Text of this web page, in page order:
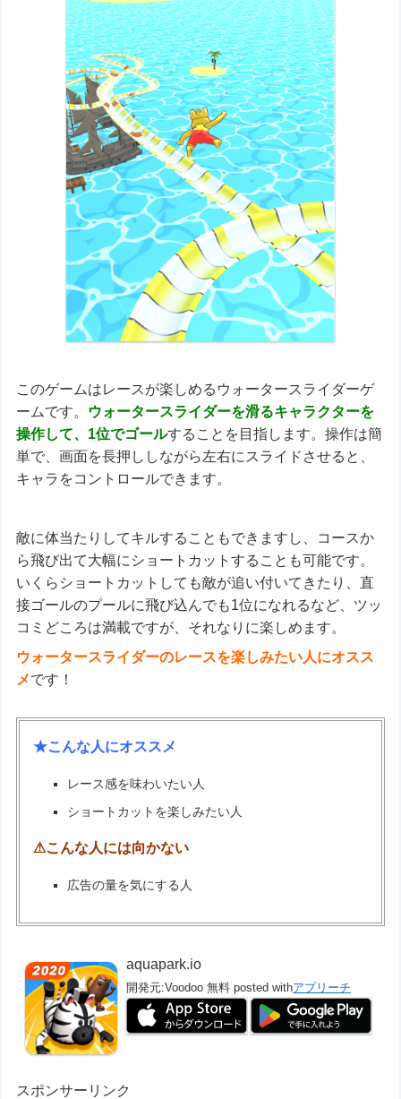
このゲームはレースが楽しめるウォータースライダーゲ
ームです。
ウォータースライダーを滑るキャラクターを
操作して、1位でゴールすることを目指します。操作は簡
単で、画面を長押ししながら左右にスライドさせると、
キャラをコントロールできます。
敵に体当たりしてキルすることもできますし、コースか
ら飛び出て大幅にショートカットすることも可能です。
いくらショートカットしても敵が追い付いてきたり、直
接ゴールのプールに飛び込んでも1位になれるなど、ツッ
コミどころは満載ですが、それなりに楽しめます。
ウォータースライダーのレースを楽しみたい人にオスス
メです！
★こんな人にオススメ
レース感を味わいたい人
ショートカットを楽しみたい人
⚠こんな人には向かない
広告の量を気にする人
aquapark.io
開発元:Voodoo 無料 posted withアプリーチ
スポンサーリンク